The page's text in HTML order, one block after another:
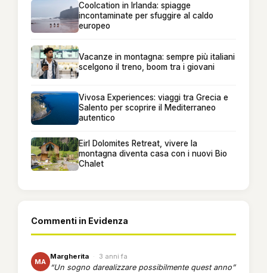
Coolcation in Irlanda: spiagge
incontaminate per sfuggire al caldo
europeo
Vacanze in montagna: sempre più italiani
scelgono il treno, boom tra i giovani
Vivosa Experiences: viaggi tra Grecia e
Salento per scoprire il Mediterraneo
autentico
Eirl Dolomites Retreat, vivere la
montagna diventa casa con i nuovi Bio
Chalet
Commenti in Evidenza
MA
Margherita · 3 anni fa
“Un sogno darealizzare possibilmente quest anno”